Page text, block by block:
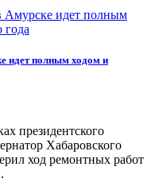
идет полным ходом и
президентского
Хабаровского
ход ремонтных работ